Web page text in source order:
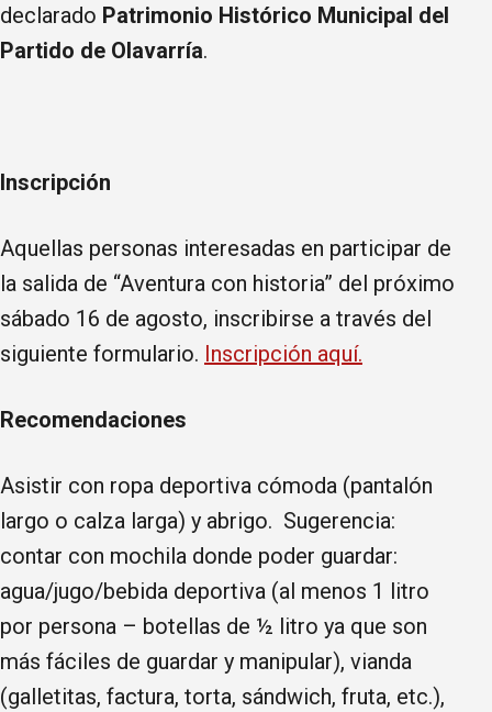
declarado Patrimonio Histórico Municipal del
Partido de Olavarría.
Inscripción
Aquellas personas interesadas en participar de
la salida de “Aventura con historia” del próximo
sábado 16 de agosto, inscribirse a través del
siguiente formulario. Inscripción aquí.
Recomendaciones
Asistir con ropa deportiva cómoda (pantalón
largo o calza larga) y abrigo. Sugerencia:
contar con mochila donde poder guardar:
agua/jugo/bebida deportiva (al menos 1 litro
por persona – botellas de ½ litro ya que son
más fáciles de guardar y manipular), vianda
(galletitas, factura, torta, sándwich, fruta, etc.),